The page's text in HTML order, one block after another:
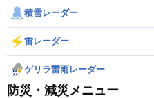
積雪レーダー
雷レーダー
ゲリラ雷雨レーダー
防災・減災メニュー